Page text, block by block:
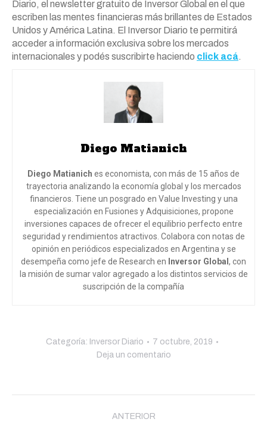
Diario, el newsletter gratuito de Inversor Global en el que
escriben las mentes financieras más brillantes de Estados
Unidos y América Latina. El Inversor Diario te permitirá
acceder a información exclusiva sobre los mercados
internacionales y podés suscribirte haciendo click acá.
Diego Matianich
Diego Matianich es economista, con más de 15 años de
trayectoria analizando la economía global y los mercados
financieros. Tiene un posgrado en Value Investing y una
especialización en Fusiones y Adquisiciones, propone
inversiones capaces de ofrecer el equilibrio perfecto entre
seguridad y rendimientos atractivos. Colabora con notas de
opinión en periódicos especializados en Argentina y se
desempeña como jefe de Research en Inversor Global , con
la misión de sumar valor agregado a los distintos servicios de
suscripción de la compañía
Categoría: Inversor Diario
7 octubre, 2019
Deja un comentario
ANTERIOR